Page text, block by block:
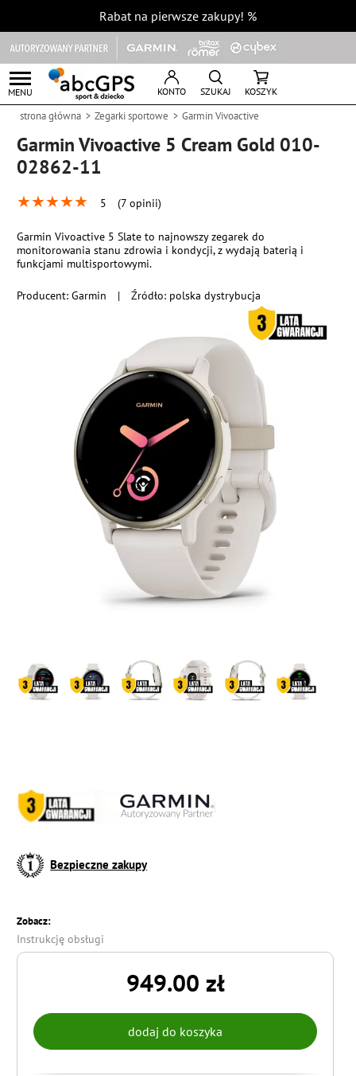
Rabat na pierwsze zakupy! %
MENU KONTO SZUKAJ KOSZYK
strona główna Zegarki sportowe Garmin Vivoactive
Garmin Vivoactive 5 Cream Gold 010-
02862-11
★★★★★ 5 (7 opinii)
Producent:Garmin | Źródło: polska dystrybucja
Garmin Vivoactive 5 Slate to najnowszy zegarek do
monitorowania stanu zdrowia i kondycji, z wydają baterią i
funkcjami multisportowymi.
Bezpieczne zakupy
Zobacz:
Instrukcję obsługi
949.00 zł